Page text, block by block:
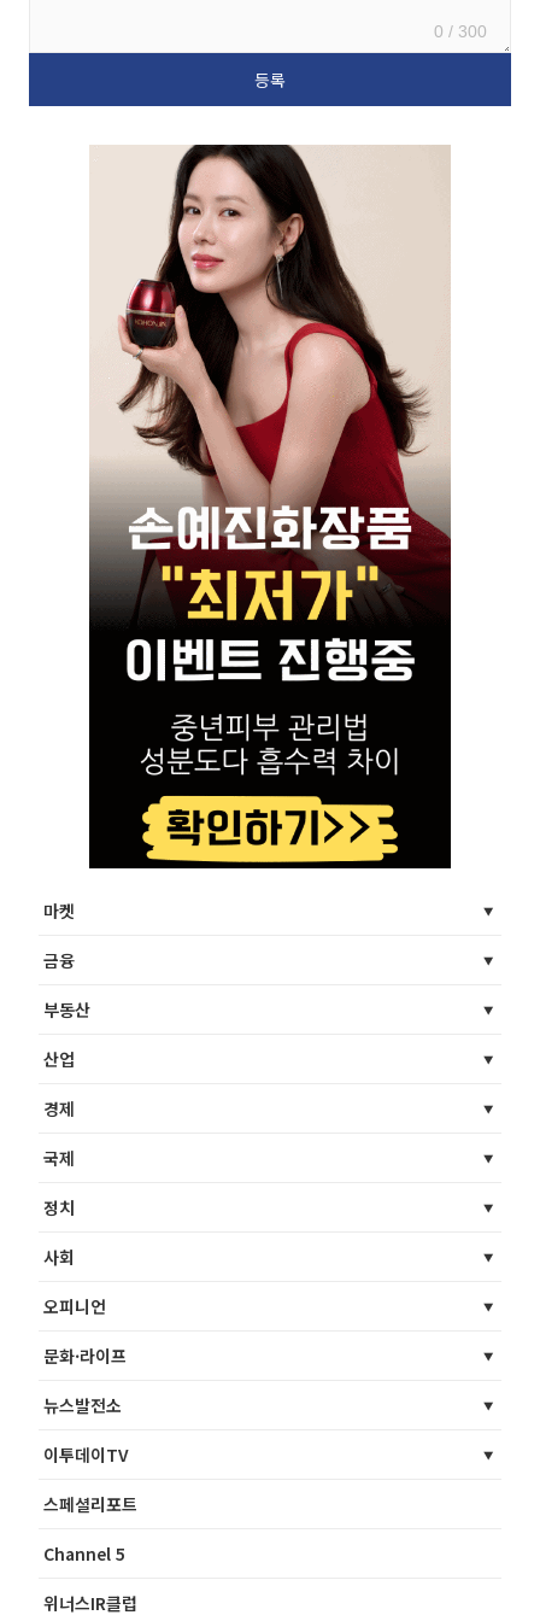
0 / 300
마켓
금융
부동산
산업
경제
국제
정치
사회
오피니언
문화·라이프
뉴스발전소
이투데이TV
스페셜리포트
Channel 5
위너스IR클럽